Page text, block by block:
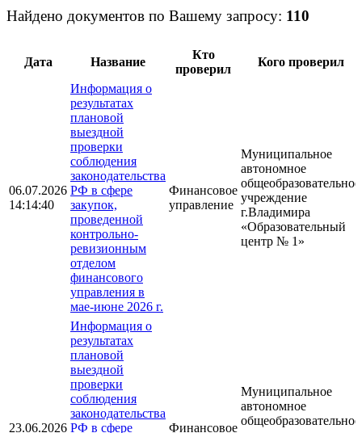
Найдено документов по Вашему запросу: 110
Дата Название
Кто
проверил
Кого проверил
06.07.2026
14:14:40
Информация о
результатах
плановой
выездной
проверки
соблюдения
законодательства
РФ в сфере
закупок,
проведенной
контрольно-
ревизионным
отделом
финансового
управления в
мае-июне 2026 г.
Финансовое
управление
Муниципальное
автономное
общеобразовательное
учреждение
г.Владимира
«Образовательный
центр № 1»
23.06.2026
Информация о
результатах
плановой
выездной
проверки
соблюдения
законодательства
РФ в сфере
Финансовое
Муниципальное
автономное
общеобразовательное